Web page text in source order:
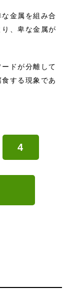
金属を組み合
、卑な金属が
ドが分離して
する現象であ
4